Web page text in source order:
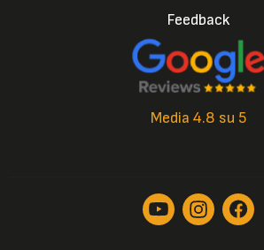
Feedback
Media 4.8 su 5